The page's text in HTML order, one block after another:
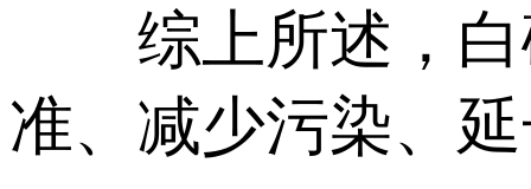
综上所述，白
准、减少污染、